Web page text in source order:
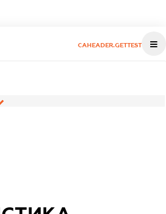
CAHEADER.GETTEST